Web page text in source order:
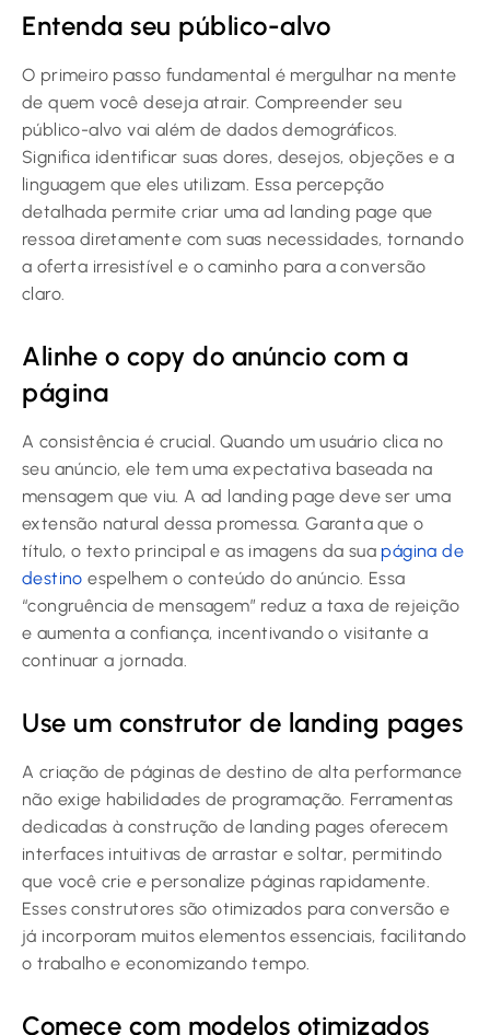
Entenda seu público-alvo
O primeiro passo fundamental é mergulhar na mente
de quem você deseja atrair. Compreender seu
público-alvo vai além de dados demográficos.
Significa identificar suas dores, desejos, objeções e a
linguagem que eles utilizam. Essa percepção
detalhada permite criar uma ad landing page que
ressoa diretamente com suas necessidades, tornando
a oferta irresistível e o caminho para a conversão
claro.
Alinhe o copy do anúncio com a
página
A consistência é crucial. Quando um usuário clica no
seu anúncio, ele tem uma expectativa baseada na
mensagem que viu. A ad landing page deve ser uma
extensão natural dessa promessa. Garanta que o
título, o texto principal e as imagens da sua página de
destino espelhem o conteúdo do anúncio. Essa
“congruência de mensagem” reduz a taxa de rejeição
e aumenta a confiança, incentivando o visitante a
continuar a jornada.
Use um construtor de landing pages
A criação de páginas de destino de alta performance
não exige habilidades de programação. Ferramentas
dedicadas à construção de landing pages oferecem
interfaces intuitivas de arrastar e soltar, permitindo
que você crie e personalize páginas rapidamente.
Esses construtores são otimizados para conversão e
já incorporam muitos elementos essenciais, facilitando
o trabalho e economizando tempo.
Comece com modelos otimizados